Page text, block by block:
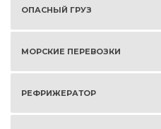
ОПАСНЫЙ ГРУЗ
МОРСКИЕ ПЕРЕВОЗКИ
РЕФРИЖЕРАТОР